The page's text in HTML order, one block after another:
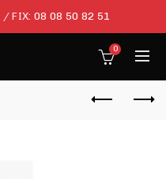
/ FIX: 08 08 50 82 51
0